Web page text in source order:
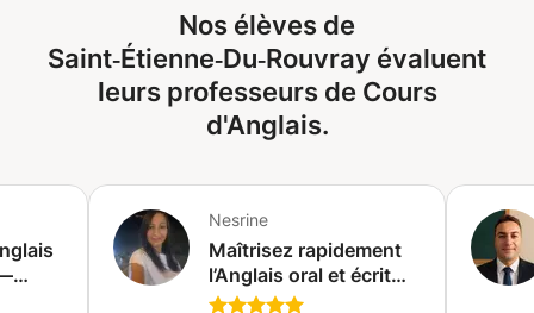
Nos élèves de
Saint‑Étienne‑Du‑Rouvray évaluent
leurs professeurs de Cours
d'Anglais.
Nesrine
Maîtrisez rapidement
l’Anglais oral et écrit
avec nos tuteurs